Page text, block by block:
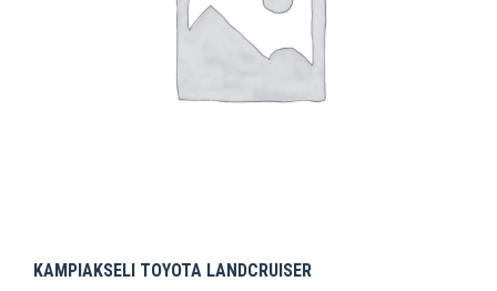
KAMPIAKSELI TOYOTA LANDCRUISER